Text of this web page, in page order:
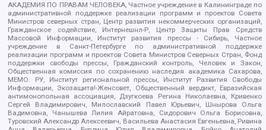
АКАДЕМИЯ ПО ПРАВАМ ЧЕЛОВЕКА, Частное учреждение в Калининграде по
административной поддержке реализации программ и проектов Совета
Министров северных стран, Центр развития некоммерческих организаций,
Гражданское содействие, Интернешнл-Р, Центр Защиты Прав Средств
Массовой Информации, Институт развития прессы - Сибирь, Частное
учреждение в Санкт-Петербурге по административной поддержке
реализации программ и проектов Совета Министров Северных Стран, Фонд
поддержки свободы прессы, Гражданский контроль, Человек и Закон,
Общественная комиссия по сохранению наследия академика Сахарова,
МЕМО. РУ, Институт региональной прессы, Институт Развития Свободы
Информации, Экозащита!-Женсовет, Общественный вердикт, Евразийская
антимонопольная ассоциация, Дзугкоева Регина Николаевна, Кривенко
Сергей Владимирович, Милославский Павел Юрьевич, Шнырова Ольга
Вадимовна, Чанышева Лилия Айратовна, Сидорович Ольга Борисовна,
Туровский Александр Алексеевич, Васильева Анастасия Евгеньевна, Ривина